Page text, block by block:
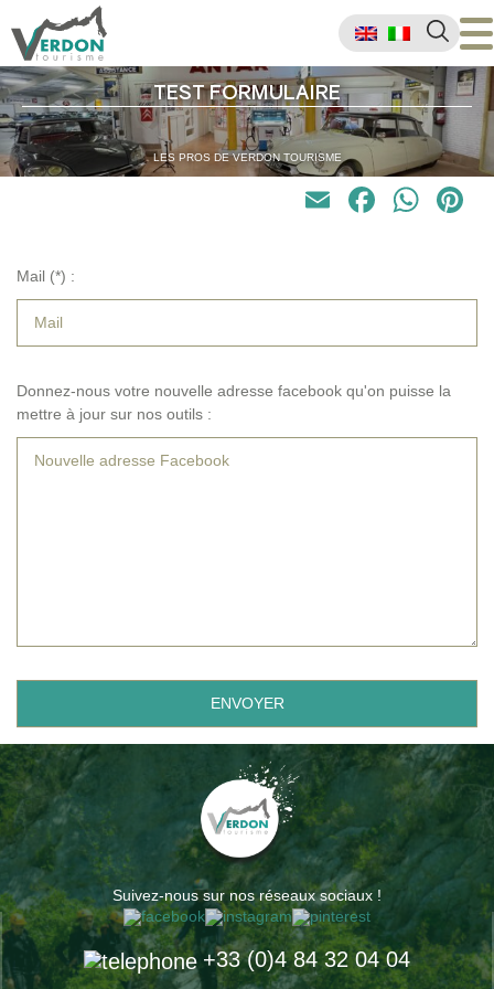
TEST FORMULAIRE
LES PROS DE VERDON TOURISME
Email
Mail (*) :
Donnez-nous votre nouvelle adresse facebook qu'on puisse la
mettre à jour sur nos outils :
Suivez-nous sur nos réseaux sociaux !
+33 (0)4 84 32 04 04